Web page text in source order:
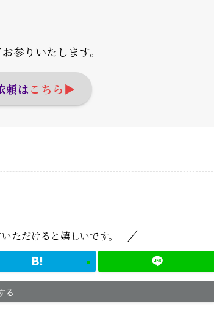
参りいたします。
頼はこちら▶︎
ただけると嬉しいです。
る